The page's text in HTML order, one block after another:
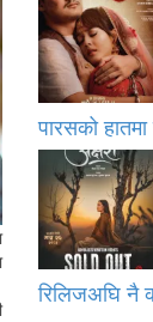
पारसको
रिलिजअघि नै